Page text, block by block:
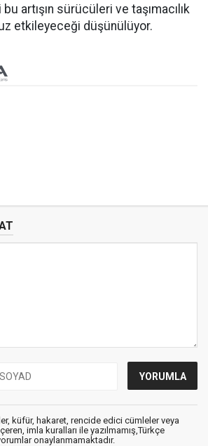
artışın sürücüleri ve taşımacılık
etkileyeceği düşünülüyor.
küfür, hakaret, rencide edici cümleler veya
imla kuralları ile yazılmamış,Türkçe
onaylanmamaktadır.